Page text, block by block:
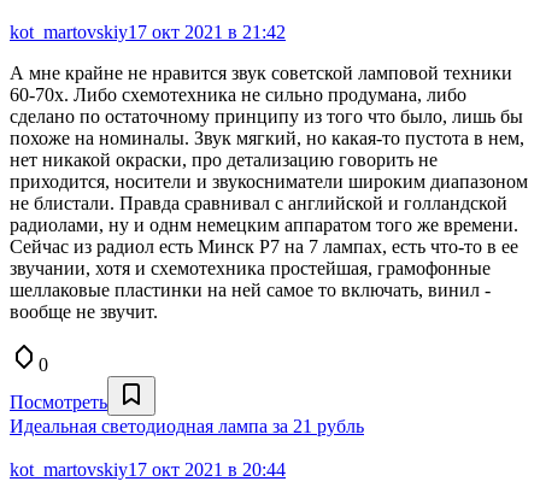
kot_martovskiy17 окт 2021 в 21:42
А мне крайне не нравится звук советской ламповой техники
60-70х. Либо схемотехника не сильно продумана, либо
сделано по остаточному принципу из того что было, лишь бы
похоже на номиналы. Звук мягкий, но какая-то пустота в нем,
нет никакой окраски, про детализацию говорить не
приходится, носители и звукосниматели широким диапазоном
не блистали. Правда сравнивал с английской и голландской
радиолами, ну и однм немецким аппаратом того же времени.
Сейчас из радиол есть Минск Р7 на 7 лампах, есть что-то в ее
звучании, хотя и схемотехника простейшая, грамофонные
шеллаковые пластинки на ней самое то включать, винил -
вообще не звучит.
0
Посмотреть
Идеальная светодиодная лампа за 21 рубль
kot_martovskiy17 окт 2021 в 20:44